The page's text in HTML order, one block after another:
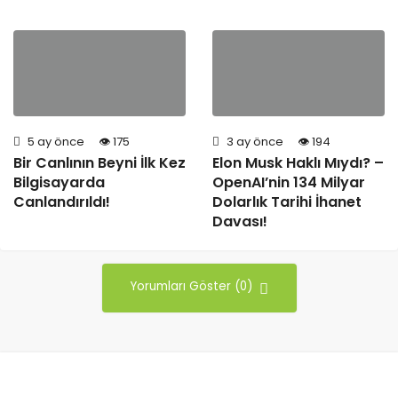
5 ay önce 175
Bir Canlının Beyni İlk Kez
Bilgisayarda
Canlandırıldı!
3 ay önce 194
Elon Musk Haklı Mıydı? –
OpenAI’nin 134 Milyar
Dolarlık Tarihi İhanet
Davası!
Yorumları Göster (0)